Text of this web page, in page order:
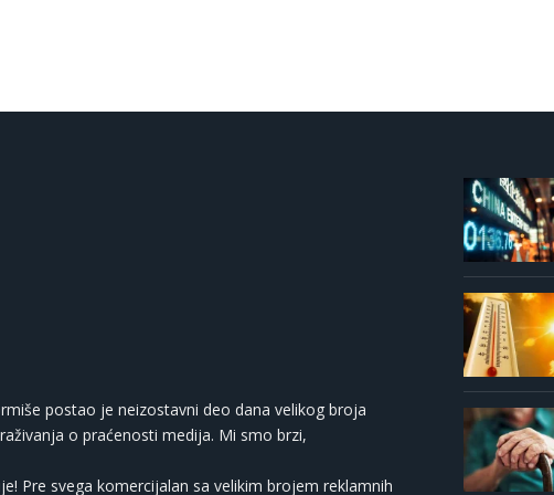
postao je neizostavni deo dana velikog broja
o praćenosti medija. Mi smo brzi,
Pre svega komercijalan sa velikim brojem reklamnih